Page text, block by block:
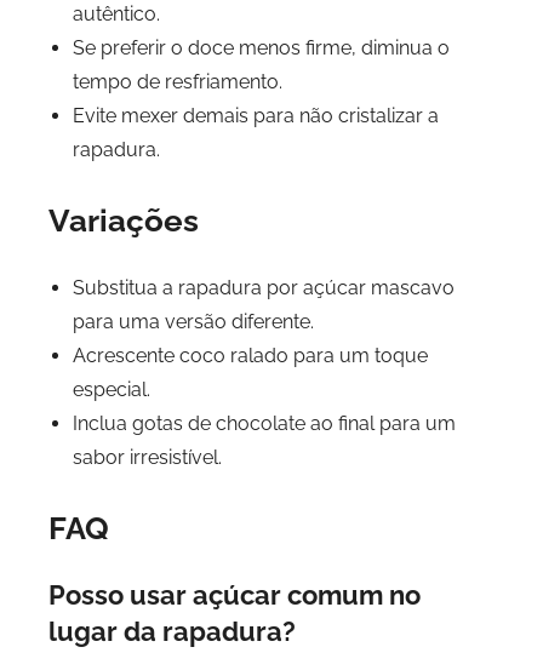
autêntico.
Se preferir o doce menos firme, diminua o
tempo de resfriamento.
Evite mexer demais para não cristalizar a
rapadura.
Variações
Substitua a rapadura por açúcar mascavo
para uma versão diferente.
Acrescente coco ralado para um toque
especial.
Inclua gotas de chocolate ao final para um
sabor irresistível.
FAQ
Posso usar açúcar comum no
lugar da rapadura?